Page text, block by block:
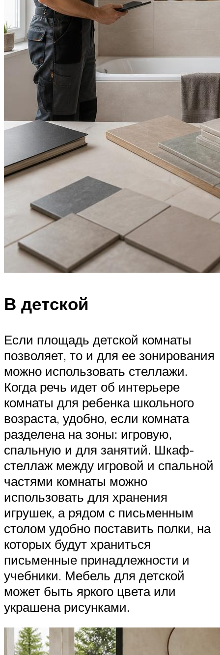
В детской
Если площадь детской комнаты
позволяет, то и для ее зонирования
можно использовать стеллажи.
Когда речь идет об интерьере
комнаты для ребенка школьного
возраста, удобно, если комната
разделена на зоны: игровую,
спальную и для занятий. Шкаф-
стеллаж между игровой и спальной
частями комнаты можно
использовать для хранения
игрушек, а рядом с письменным
столом удобно поставить полки, на
которых будут храниться
письменные принадлежности и
учебники. Мебель для детской
может быть яркого цвета или
украшена рисунками.